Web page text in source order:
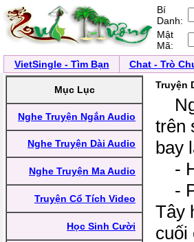
Bí
Danh:
Mật
Mã:
VietSingle - Tìm Bạn
Chat - Trò
Mục Lục
Nghe Truyện Ngắn Audio
Nghe Truyện Dài Audio
Nghe Truyện Ma Audio
Truyện Cổ Tích Video
Học Sinh Cười
Truyện
trên
bay
-
-
Tây
cuối